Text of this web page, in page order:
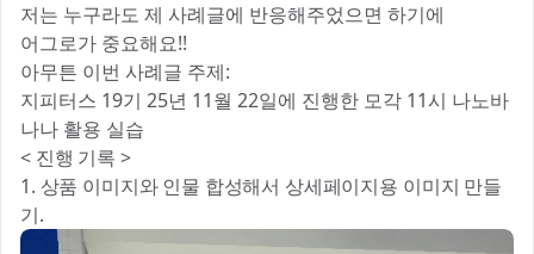
저는 누구라도 제 사례글에 반응해주었으면 하기에
어그로가 중요해요!!
아무튼 이번 사례글 주제:
지피터스 19기 25년 11월 22일에 진행한 모각 11시 나노바
나나 활용 실습
< 진행 기록 >
1. 상품 이미지와 인물 합성해서 상세페이지용 이미지 만들
기.